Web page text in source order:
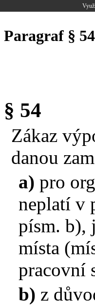
Paragraf §
§ 54
Zákaz
danou
a) pro
neplatí v
písm. b),
místa
pracovní
b) z